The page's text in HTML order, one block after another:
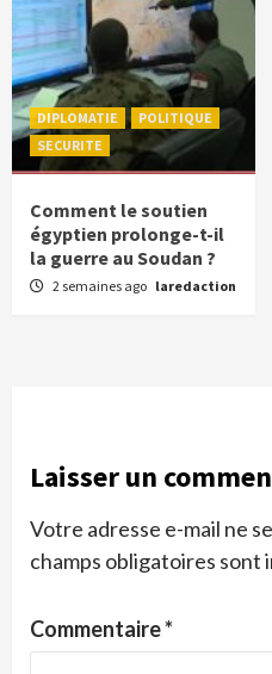
DIPLOMATIE
POLITIQUE
SECURITE
Comment le soutien
égyptien prolonge-t-il
la guerre au Soudan ?
2 semaines ago laredaction
Laisser un
Votre adresse e-mail ne
champs obligatoires sont
Commentaire*